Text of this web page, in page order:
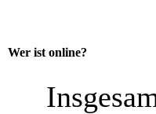
Wer ist online?